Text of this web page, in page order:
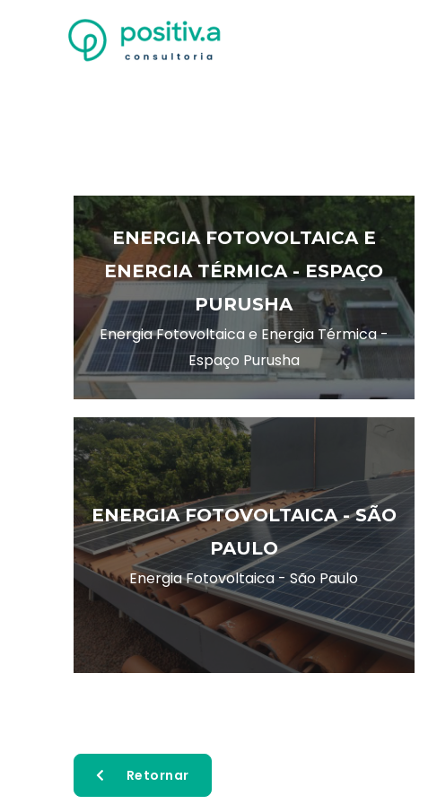
ENERGIA FOTOVOLTAICA E
ENERGIA TÉRMICA - ESPAÇO
PURUSHA
Energia Fotovoltaica e Energia Térmica -
Espaço Purusha
ENERGIA FOTOVOLTAICA - SÃO
PAULO
Energia Fotovoltaica - São Paulo
Retornar